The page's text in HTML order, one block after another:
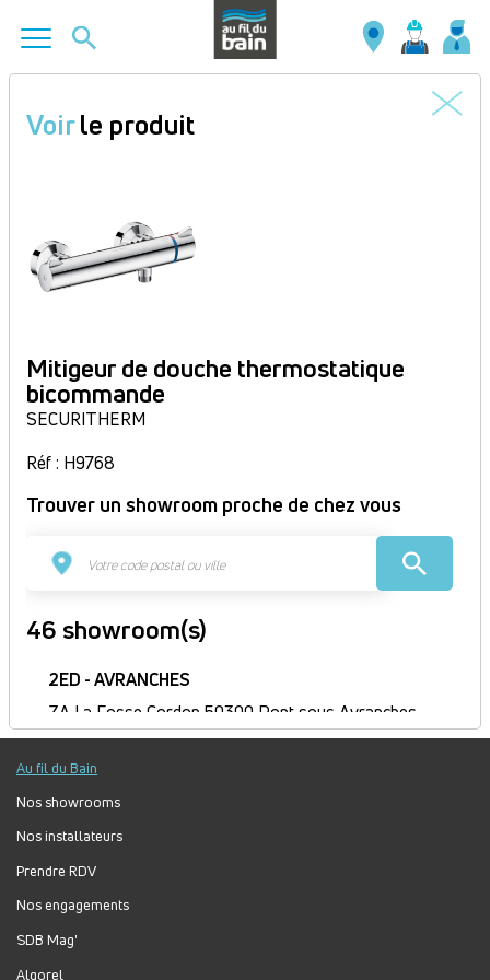
contenu
Voirle produit
Mitigeur de douche thermostatique
bicommande
SECURITHERM
Réf : H9768
Trouver un showroom proche de chez vous
46 showroom(s)
2ED - AVRANCHES
ZA La Fosse Cordon 50300 Pont sous Avranches
France
Itinéraire
Fermé
Jour
Plage
Lundi :
Mercredi :
Jeudi :
8h30-12h, 14h-18h
Vendredi :
Au fil du Bain
Nos showrooms
Nos installateurs
Prendre RDV
Nos engagements
SDB Mag'
Algorel